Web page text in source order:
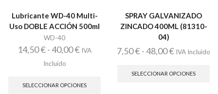
Lubricante WD-40 Multi-
Uso DOBLE ACCIÓN 500ml
WD-40
14,50€-40,00€Rango
desde
IVA
Incluido
SELECCIONAR OPCIONES
SPRAY GALVANIZADO
ZINCADO 400ML (81310-
04)
7,50€-48,00€Rango
precios:
IVA Incluido
SELECCIONAR OPCIONES